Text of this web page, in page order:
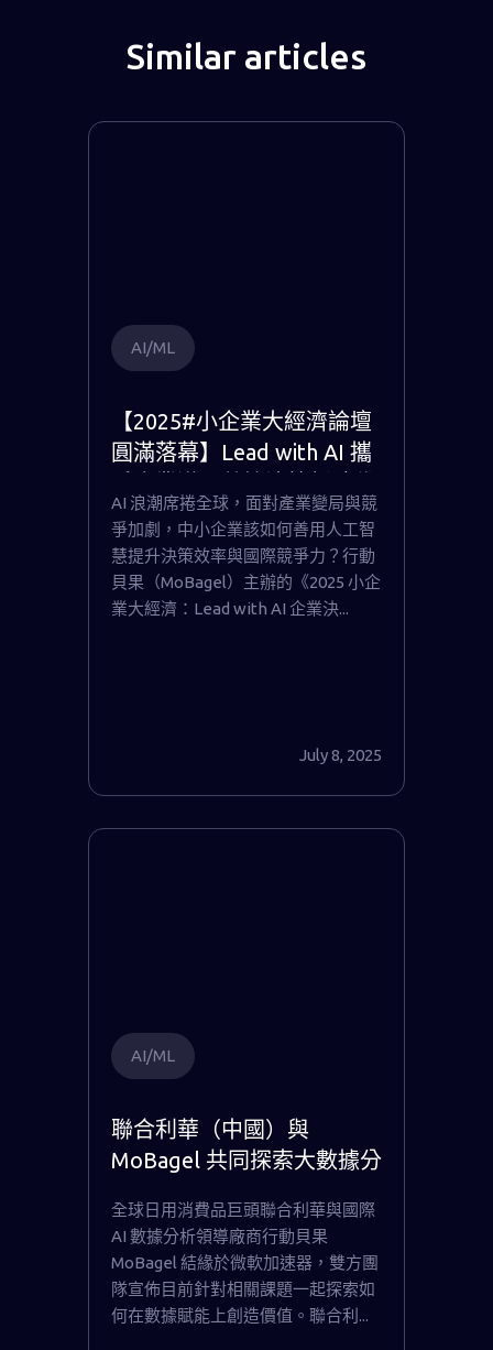
Similar articles
AI/ML
【2025#小企業大經濟論壇
圓滿落幕】Lead with AI 攜
AI 浪潮席捲全球，面對產業變局與競
爭加劇，中小企業該如何善用人工智
慧提升決策效率與國際競爭力？行動
貝果（MoBagel）主辦的《2025 小企
業大經濟：Lead with AI 企業決...
July 8, 2025
AI/ML
聯合利華（中國）與
MoBagel 共同探索大數據分
的創新價值
全球日用消費品巨頭聯合利華與國際
AI 數據分析領導廠商行動貝果
MoBagel 結緣於微軟加速器，雙方團
隊宣佈目前針對相關課題一起探索如
何在數據賦能上創造價值。聯合利...